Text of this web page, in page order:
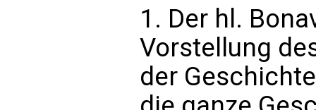
1. Der hl.
Vorstellung
der